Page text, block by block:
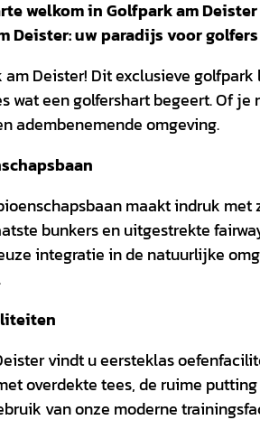
welkom in Golfpark am Deister
Deister: uw paradijs voor golfers
am Deister! Dit exclusieve
wat een golfershart begeert. Of
adembenemende omgeving.
maakt indruk
bunkers en uitgestrekte
integratie in de natuurlijke
vindt u eersteklas
overdekte tees, de ruime
van onze moderne